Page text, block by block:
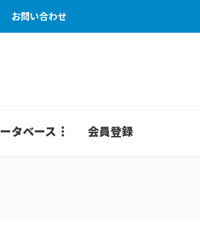
お問い合わせ
タベース 会員登録